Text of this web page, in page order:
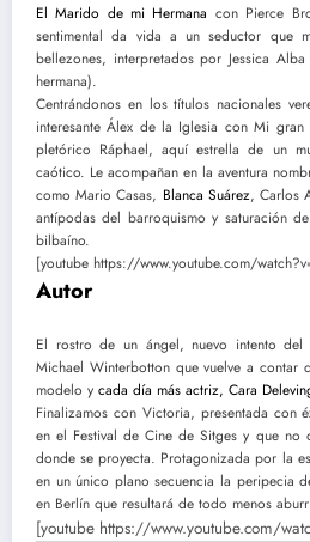
El Marido de mi Hermana con Pierce
sentimental da vida a un seductor que
bellezones, interpretados por Jessica
hermana).
Centrándonos en los títulos nacionales
interesante Álex de la Iglesia con Mi
pletórico Ráphael, aquí estrella de un
caótico. Le acompañan en la aventura
como Mario Casas, Blanca Suárez, Carlos
antípodas del barroquismo y saturación
bilbaíno.
[youtube https://www.youtube.com/
Autor
El rostro de un ángel, nuevo intento
Michael Winterbotton que vuelve a contar
modelo y cada día más actriz, Cara
Finalizamos con Victoria, presentada con
en el Festival de Cine de Sitges y que no
donde se proyecta. Protagonizada por la
en un único plano secuencia la peripecia
en Berlín que resultará de todo menos
[youtube https://www.youtube.com/